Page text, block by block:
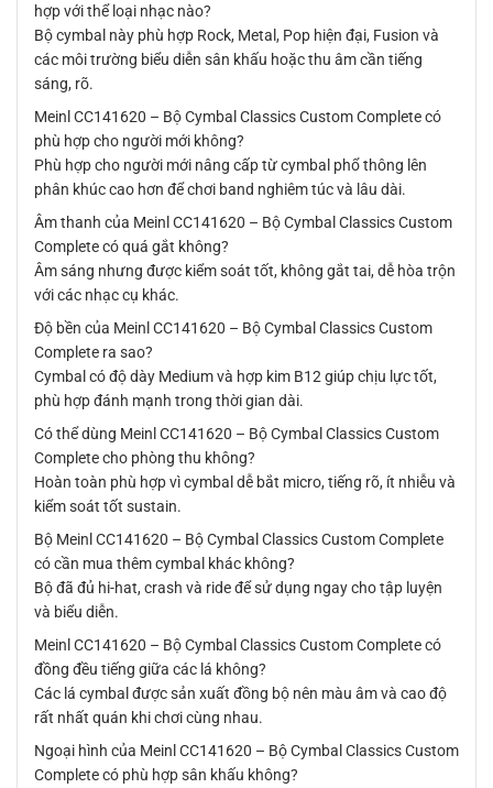
hợp với thể loại nhạc nào?
Bộ cymbal này phù hợp Rock, Metal, Pop hiện đại, Fusion và
các môi trường biểu diễn sân khấu hoặc thu âm cần tiếng
sáng, rõ.
Meinl CC141620 – Bộ Cymbal Classics Custom Complete có
phù hợp cho người mới không?
Phù hợp cho người mới nâng cấp từ cymbal phổ thông lên
phân khúc cao hơn để chơi band nghiêm túc và lâu dài.
Âm thanh của Meinl CC141620 – Bộ Cymbal Classics Custom
Complete có quá gắt không?
Âm sáng nhưng được kiểm soát tốt, không gắt tai, dễ hòa trộn
với các nhạc cụ khác.
Độ bền của Meinl CC141620 – Bộ Cymbal Classics Custom
Complete ra sao?
Cymbal có độ dày Medium và hợp kim B12 giúp chịu lực tốt,
phù hợp đánh mạnh trong thời gian dài.
Có thể dùng Meinl CC141620 – Bộ Cymbal Classics Custom
Complete cho phòng thu không?
Hoàn toàn phù hợp vì cymbal dễ bắt micro, tiếng rõ, ít nhiễu và
kiểm soát tốt sustain.
Bộ Meinl CC141620 – Bộ Cymbal Classics Custom Complete
có cần mua thêm cymbal khác không?
Bộ đã đủ hi-hat, crash và ride để sử dụng ngay cho tập luyện
và biểu diễn.
Meinl CC141620 – Bộ Cymbal Classics Custom Complete có
đồng đều tiếng giữa các lá không?
Các lá cymbal được sản xuất đồng bộ nên màu âm và cao độ
rất nhất quán khi chơi cùng nhau.
Ngoại hình của Meinl CC141620 – Bộ Cymbal Classics Custom
Complete có phù hợp sân khấu không?